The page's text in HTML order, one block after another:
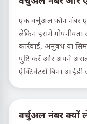
एक वर्चुअल फोन नंबर
लेकिन इसमें गोपनीयता
कार्रवाई, अनुबंध या
पुष्टि करें और अपने
ऐक्टिवेटर्स बिना
वर्चुअल नंबर क्यों